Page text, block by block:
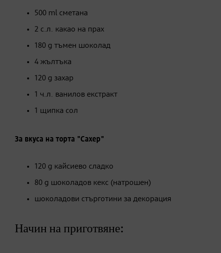
500 ml сметана
2 с.л. какао на прах
180 g тъмен шоколад
4 жълтъка
120 g захар
1 ч.л. ванилов екстракт
1 щипка сол
За вкуса на торта "Сахер"
120 g кайсиево сладко
80 g шоколадов кекс (натрошен)
​шоколадови стърготини за декорация
Начин на приготвяне: